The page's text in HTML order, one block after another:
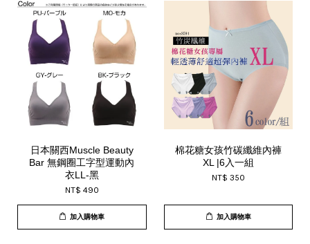
日本關西Muscle Beauty
Bar 無鋼圈工字型運動內
衣LL-黑
NT$ 490
加入購物車
棉花糖女孩竹碳纖維內褲
XL |6入一組
NT$ 350
加入購物車